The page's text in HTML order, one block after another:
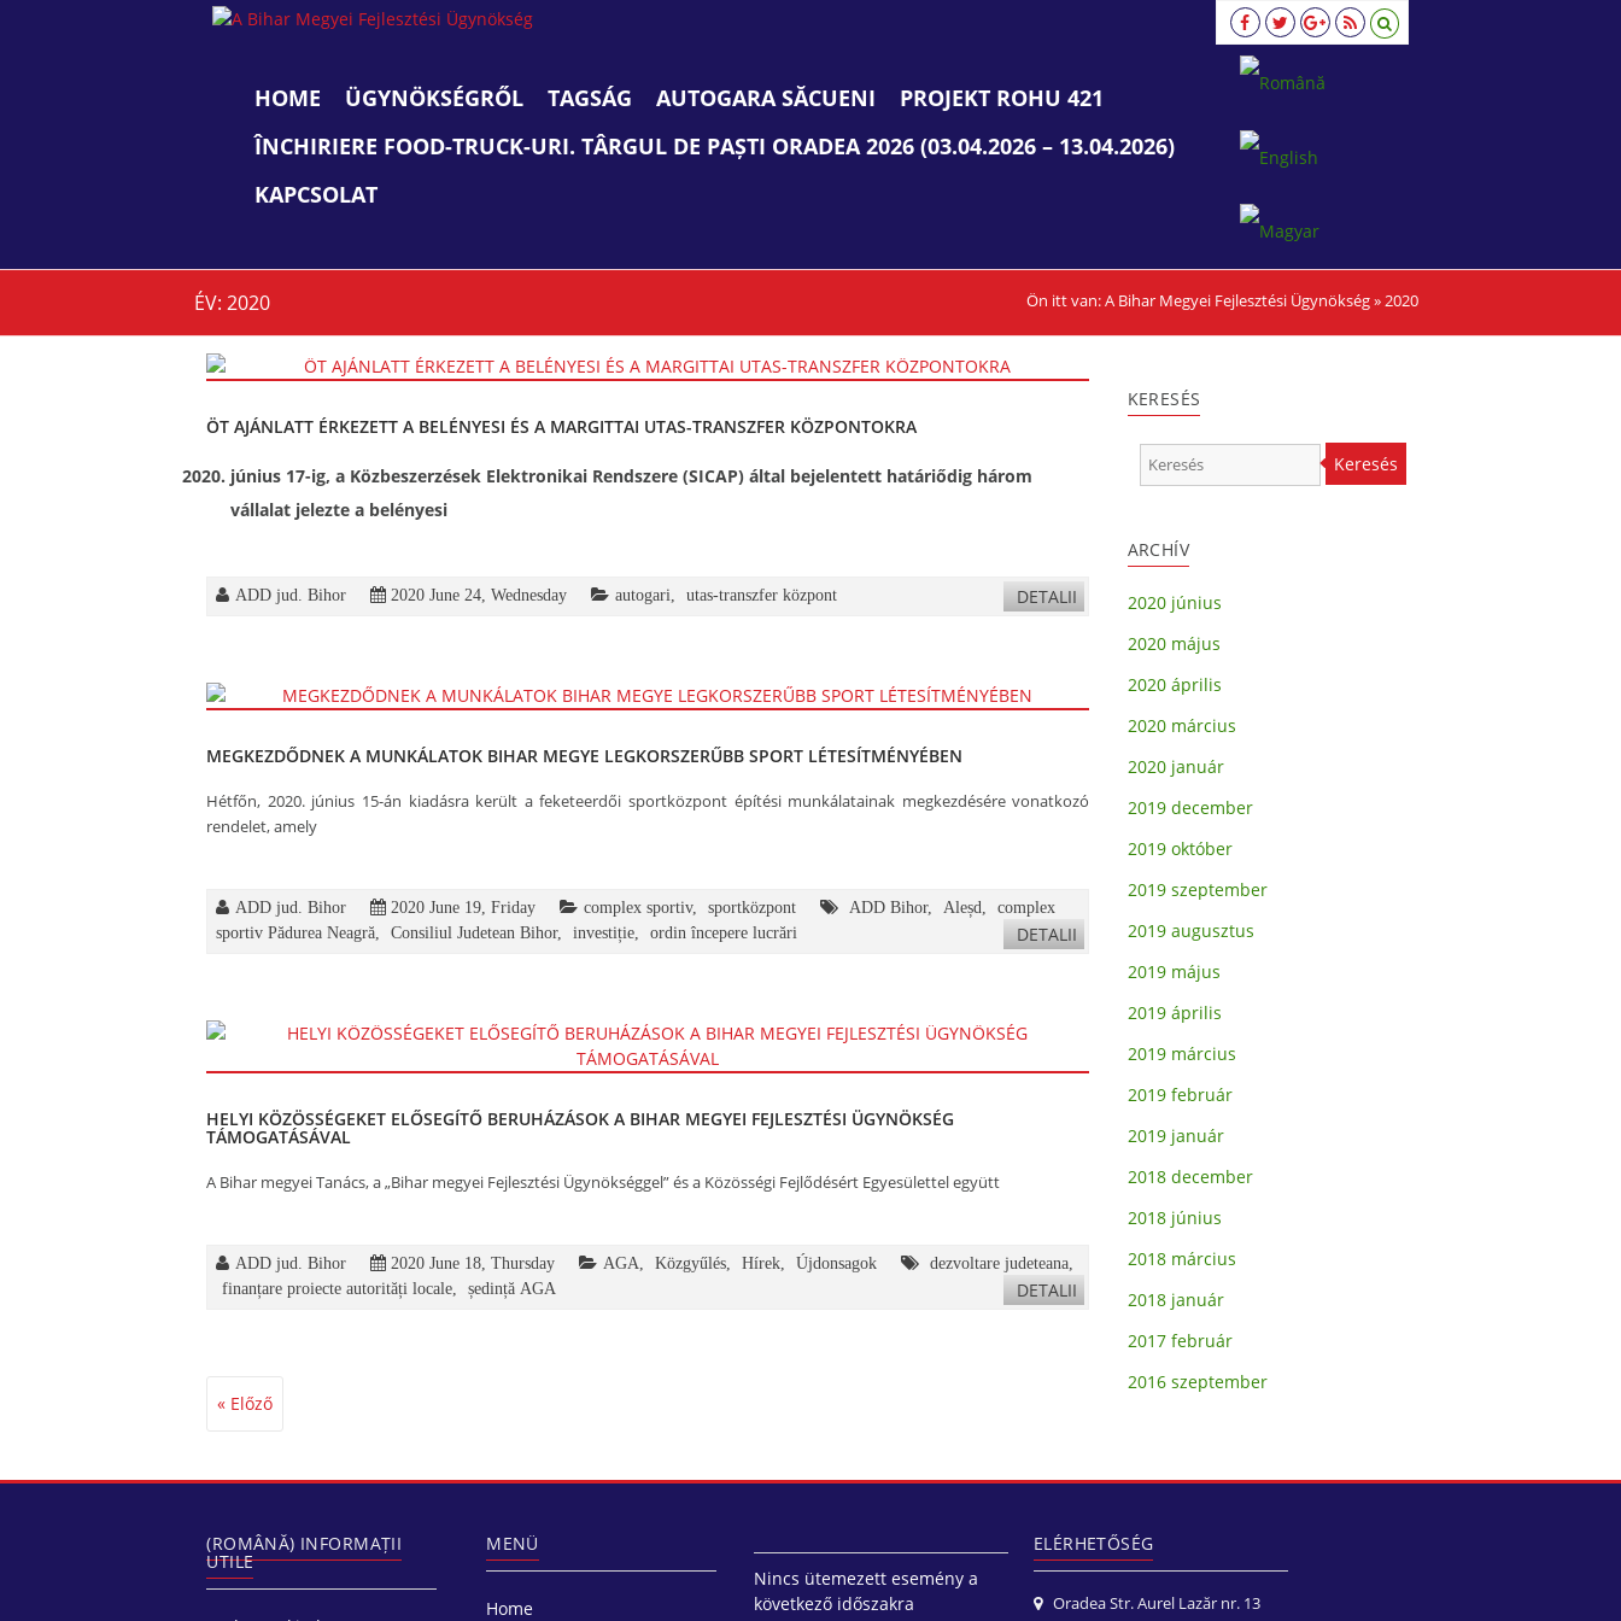
A
Fejlesztési
viziune,
acţiune
HOME ÜGYNÖKSÉGRŐL TAGSÁG AUTOGARA SĂCUENI
PROJEKT ROHU 421
ÎNCHIRIERE FOOD-TRUCK-URI. TÂRGUL DE PAȘTI ORADEA 2026 (03.04.2026 – 13.04.2026)
KAPCSOLAT
ÉV:2020 Ön itt van:A Bihar Megyei Fejlesztési Ügynökség»2020
ÖT AJÁNLATT ÉRKEZETT A BELÉNYESI ÉS A MARGITTAI UTAS-TRANSZFER KÖZPONTOKRA
június 17-ig, a Közbeszerzések Elektronikai Rendszere (SICAP) által bejelentett határiődig három
vállalat jelezte a belényesi
ADD jud. Bihor 2020 June 24, Wednesday autogari utas-transzfer központ DETALII
MEGKEZDŐDNEK A MUNKÁLATOK BIHAR MEGYE LEGKORSZERŰBB SPORT LÉTESÍTMÉNYÉBEN
Hétfőn, 2020. június 15-án kiadásra került a feketeerdői sportközpont építési munkálatainak megkezdésére vonatkozó
rendelet, amely
ADD jud. Bihor 2020 June 19, Friday complex sportiv, sportközpont ADD Bihor, Aleșd
complex
sportiv Pădurea Neagră
Consiliul Judetean Bihor, investiție ordin începere lucrări DETALII
HELYI KÖZÖSSÉGEKET ELŐSEGÍTŐ BERUHÁZÁSOK A BIHAR MEGYEI FEJLESZTÉSI ÜGYNÖKSÉG
TÁMOGATÁSÁVAL
A Bihar megyei Tanács, a „Bihar megyei Fejlesztési Ügynökséggel” és a Közösségi Fejlődésért Egyesülettel együtt
ADD jud. Bihor 2020 June 18, Thursday AGA Közgyűlés Hírek Újdonsagok dezvoltare judeteana
finanțare proiecte autorități locale
ședință AGA DETALII
« Előző
KERESÉS
Keresés
ARCHÍV
2020 június
2020 május
2020 április
2020 március
2020 január
2019 december
2019 október
2019 szeptember
2019 augusztus
2019 május
2019 április
2019 március
2019 február
2019 január
2018 december
2018 június
2018 március
2018 január
2017 február
2016 szeptember
(ROMÂNĂ) INFORMAȚII
UTILE
MENÜ
Home
Nincs ütemezett esemény a
következő időszakra
ELÉRHETŐSÉG
Oradea Str. Aurel Lazăr nr. 13